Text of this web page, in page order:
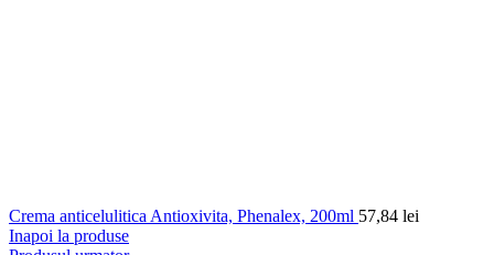
Crema anticelulitica Antioxivita, Phenalex, 200ml 57,84 lei
Inapoi la produse